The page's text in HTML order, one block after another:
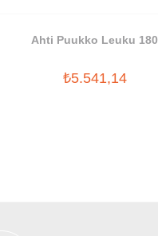
Ahti Puukko Leuku 180
₺5.541,14